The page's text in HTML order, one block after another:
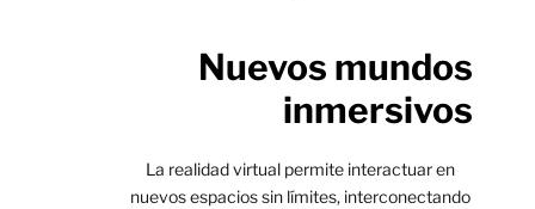
Nuevos mundos
inmersivos
La realidad virtual permite interactuar en
nuevos espacios sin límites, interconectando